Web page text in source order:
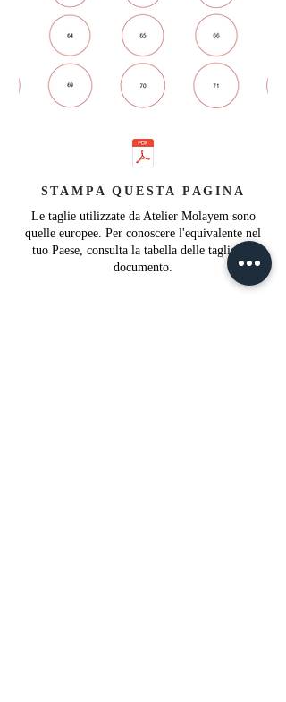
STAMPA QUESTA PAGINA
Le taglie utilizzate da Atelier Molayem sono
quelle europee. Per conoscere l'equivalente nel
tuo Paese, consulta la tabella delle taglie del
documento.